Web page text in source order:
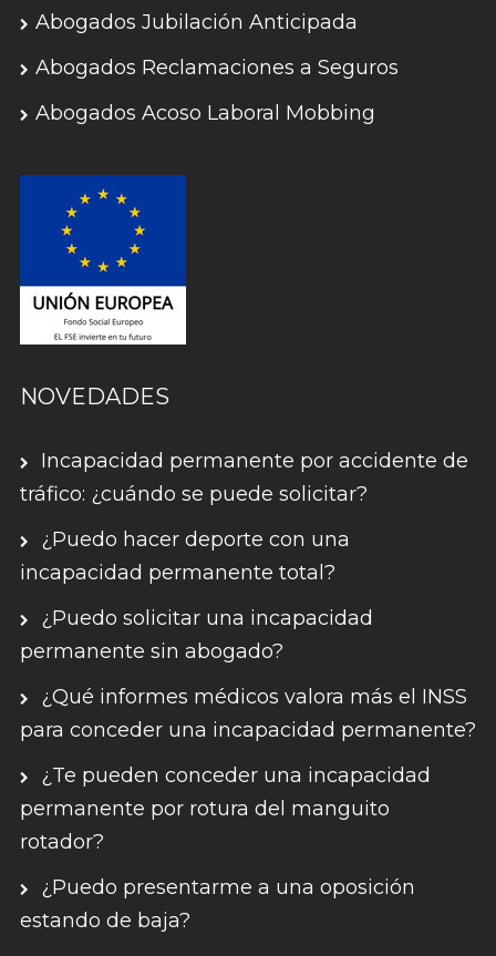
Abogados Jubilación Anticipada
Abogados Reclamaciones a Seguros
Abogados Acoso Laboral Mobbing
NOVEDADES
Incapacidad permanente por accidente de
tráfico: ¿cuándo se puede solicitar?
¿Puedo hacer deporte con una
incapacidad permanente total?
¿Puedo solicitar una incapacidad
permanente sin abogado?
¿Qué informes médicos valora más el INSS
para conceder una incapacidad permanente?
¿Te pueden conceder una incapacidad
permanente por rotura del manguito
rotador?
¿Puedo presentarme a una oposición
estando de baja?